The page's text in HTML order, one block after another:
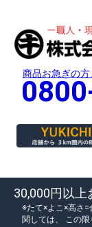
商品お急ぎの
30,000円以上
たて×よこ×高さ=
関しては、
この限